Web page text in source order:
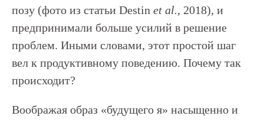
позу (фото из статьи Destin et al., 2018), и
предпринимали больше усилий в решение
проблем. Иными словами, этот простой шаг
вел к продуктивному поведению. Почему так
происходит?
Воображая образ «будущего я» насыщенно и